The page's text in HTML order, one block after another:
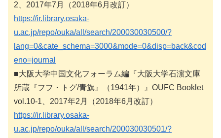
2、2017年7月（2018年6月改訂）
https://ir.library.osaka-
u.ac.jp/repo/ouka/all/search/200030030500/?
lang=0&cate_schema=3000&mode=0&disp=back&cod
eno=journal
■大阪大学中国文化フォーラム編『大阪大学石濵文庫
所蔵『フフ・トグ/青旗』（1941年）』OUFC Booklet
vol.10-1、2017年2月（2018年6月改訂）
https://ir.library.osaka-
u.ac.jp/repo/ouka/all/search/200030030501/?